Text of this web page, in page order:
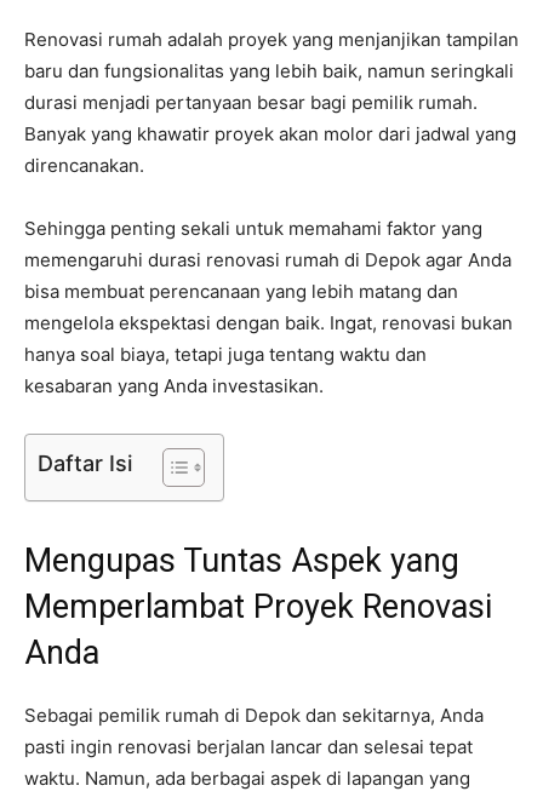
Renovasi rumah adalah proyek yang menjanjikan tampilan
baru dan fungsionalitas yang lebih baik, namun seringkali
durasi menjadi pertanyaan besar bagi pemilik rumah.
Banyak yang khawatir proyek akan molor dari jadwal yang
direncanakan.
Sehingga penting sekali untuk memahami faktor yang
memengaruhi durasi renovasi rumah di Depok agar Anda
bisa membuat perencanaan yang lebih matang dan
mengelola ekspektasi dengan baik. Ingat, renovasi bukan
hanya soal biaya, tetapi juga tentang waktu dan
kesabaran yang Anda investasikan.
Daftar Isi
Mengupas Tuntas Aspek yang
Memperlambat Proyek Renovasi
Anda
Sebagai pemilik rumah di Depok dan sekitarnya, Anda
pasti ingin renovasi berjalan lancar dan selesai tepat
waktu. Namun, ada berbagai aspek di lapangan yang